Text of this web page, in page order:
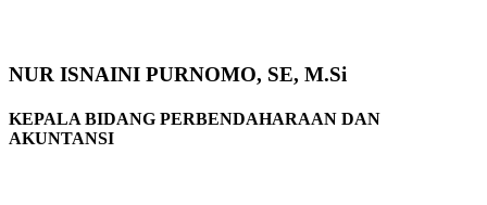
NUR ISNAINI PURNOMO, SE, M.Si
KEPALA BIDANG PERBENDAHARAAN DAN
AKUNTANSI